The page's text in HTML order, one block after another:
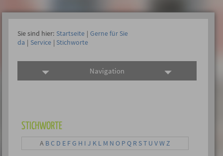
Sie sind hier: Startseite | Gerne für Sie
da | Service | Stichworte
Navigation
STICHWORTE
A BC D E FG H I J K L M N O PQ R ST U VWZ